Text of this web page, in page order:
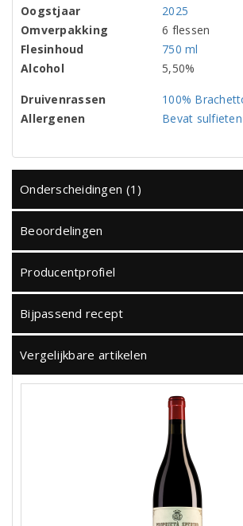
Oogstjaar
2025
Omverpakking
6 flessen
Flesinhoud
750 ml
Alcohol
5,50%
Druivenrassen
100%
Allergenen
Bevat sulfieten
Onderscheidingen (1)
Beoordelingen
Producentprofiel
Bijpassend recept
Vergelijkbare artikelen